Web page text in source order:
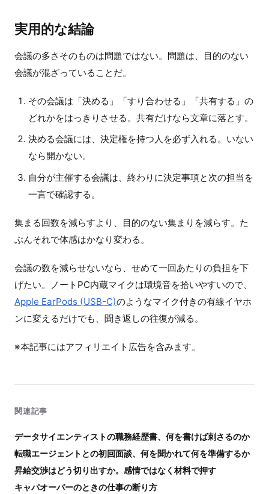
実用的な結論
会議の多さそのものは問題ではない。問題は、目的のない
会議が混ざっていることだ。
その会議は「決める」「すり合わせる」「共有する」の
どれかをはっきりさせる。共有だけなら文章に落とす。
決める会議には、決定権を持つ人を必ず入れる。いない
なら開かない。
自分が主催する会議は、終わりに決定事項と次の担当を
一言で確認する。
集まる回数を減らすより、目的のない集まりを減らす。た
ぶんそれで体感はかなり変わる。
会議の数を減らせないなら、せめて一回あたりの負担を下
げたい。ノートPC内蔵マイクは環境音を拾いやすいので、
Apple EarPods (USB-C)のようなマイク付きの有線イヤホ
ンに変えるだけでも、聞き返しの往復が減る。
※本記事にはアフィリエイト広告を含みます。
関連記事
データサイエンティストの職務経歴書、何を書けば刺さるのか
転職エージェントとの初回面談、何を聞かれて何を準備するか
昇給交渉はどう切り出すか。感情ではなく材料で押す
キャパオーバーのときの仕事の断り方